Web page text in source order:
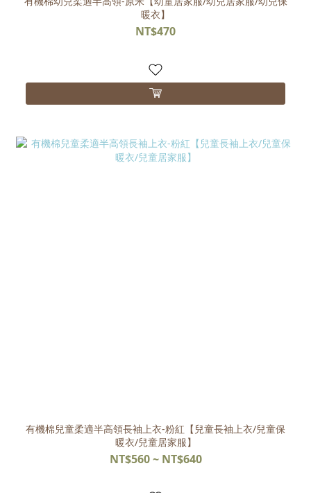
暖衣】
NT$470
有機棉兒童柔適半高領長袖上衣-粉紅【兒童長袖上衣/兒童保
暖衣/兒童居家服】
NT$560 ~ NT$640